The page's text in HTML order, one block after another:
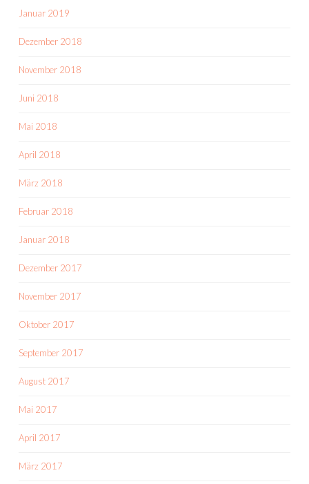
Januar 2019
Dezember 2018
November 2018
Juni 2018
Mai 2018
April 2018
März 2018
Februar 2018
Januar 2018
Dezember 2017
November 2017
Oktober 2017
September 2017
August 2017
Mai 2017
April 2017
März 2017